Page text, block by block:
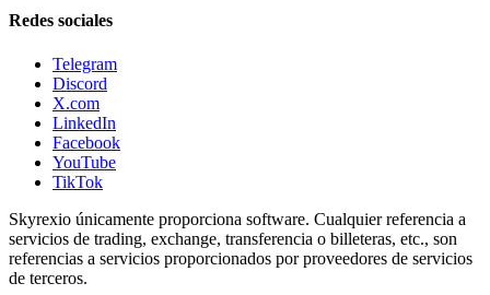
Redes sociales
Telegram
Discord
X.com
LinkedIn
Facebook
YouTube
TikTok
Skyrexio únicamente proporciona software. Cualquier referencia a
servicios de trading, exchange, transferencia o billeteras, etc., son
referencias a servicios proporcionados por proveedores de servicios
de terceros.